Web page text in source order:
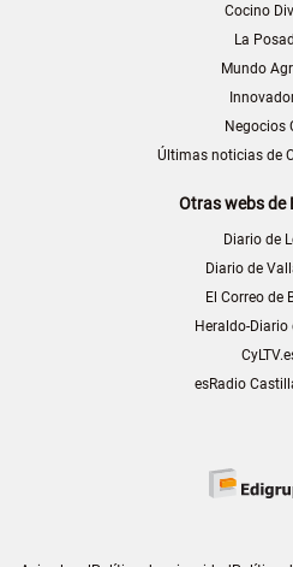
Cocino
La
Mundo
Negocios
Últimas noticias de
Otras webs de
Diario de
Diario de
El Correo de
Heraldo-Diario
esRadio